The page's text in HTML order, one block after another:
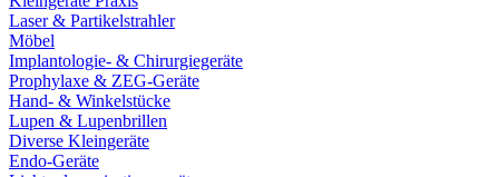
Laser & Partikelstrahler
Möbel
Implantologie- & Chirurgiegeräte
Prophylaxe & ZEG-Geräte
Hand- & Winkelstücke
Lupen & Lupenbrillen
Diverse Kleingeräte
Endo-Geräte